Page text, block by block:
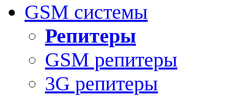
GSM системы
Репитеры
GSM репитеры
3G репитеры